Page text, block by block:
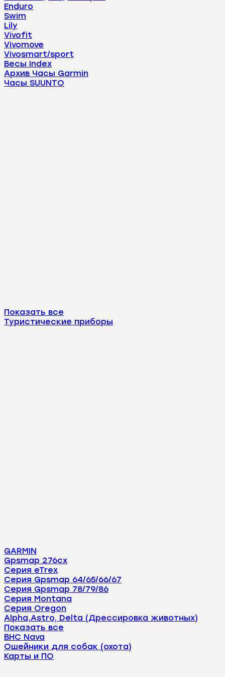
Enduro
Swim
Lily
Vivofit
Vivomove
Vivosmart/sport
Весы Index
Архив Часы Garmin
Часы SUUNTO
Показать все
Туристические приборы
GARMIN
Gpsmap 276cx
Серия eTrex
Серия Gpsmap 64/65/66/67
Серия Gpsmap 78/79/86
Серия Montana
Серия Oregon
Alpha,Astro, Delta (Дрессировка животных)
Показать все
BHC Nava
Ошейники для собак (охота)
Карты и ПО